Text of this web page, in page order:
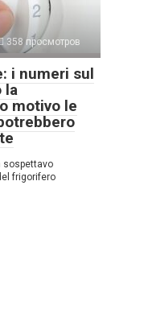
358 просмотров
i numeri sul
la
motivo le
sospettavo
frigorifero